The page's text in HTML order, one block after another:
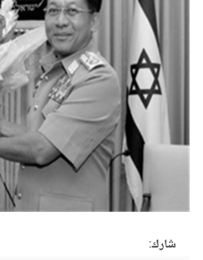
شارك: